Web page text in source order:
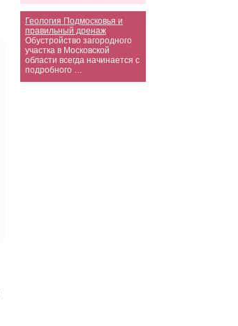
Геология Подмосковья и
правильный дренаж
Обустройство загородного
участка в Московской
области всегда начинается с
подробного …